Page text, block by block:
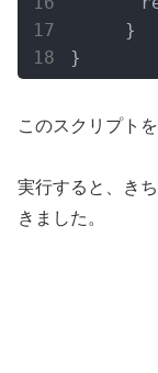
     }
このスクリプト
実行すると、き
きました。